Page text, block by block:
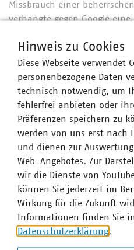
Missbrauch einer
verhängte gegen Google
italienischen Staatsrat an,
Vorabentscheidung ersucht
Ansprechpartner
Hinweis zu Cookies
Diese Webseite verwendet
personenbezogene Daten
technisch notwendig, um
fehlerfrei anbieten oder
Präferenzen speichern zu
werden von uns erst nach
und dienen zur
Web-Angebotes. Zur
wir die Dienste von
können Sie jederzeit im
Wirkung für die Zukunft
Informationen finden Sie
Datenschutzerklärung